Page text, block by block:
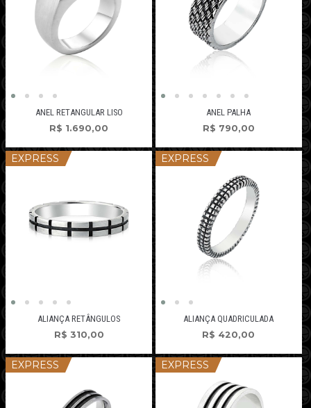
ANEL RETANGULAR LISO
R$ 1.690,00
ANEL PALHA
R$ 790,00
EXPRESS
ALIANÇA RETÂNGULOS
R$ 310,00
EXPRESS
ALIANÇA QUADRICULADA
R$ 420,00
EXPRESS EXPRESS